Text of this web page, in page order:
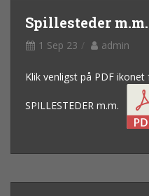
Spillesteder m.m.
1 Sep 23 admin
Klik venligst på PDF
SPILLESTEDER m.m.